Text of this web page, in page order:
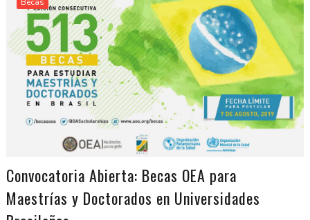
Becas
Convocatoria Abierta: Becas OEA para
Maestrías y Doctorados en Universidades